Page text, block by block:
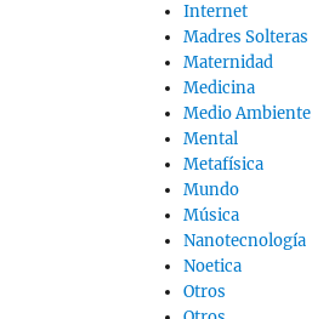
Internet
Madres Solteras
Maternidad
Medicina
Medio Ambiente
Mental
Metafísica
Mundo
Música
Nanotecnología
Noetica
Otros